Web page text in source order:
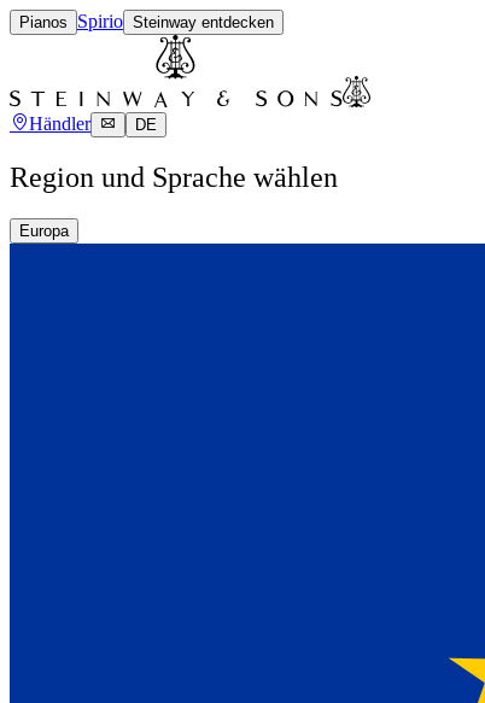
Pianos Spirio Steinway entdecken
Händler DE
Region und Sprache wählen
Europa